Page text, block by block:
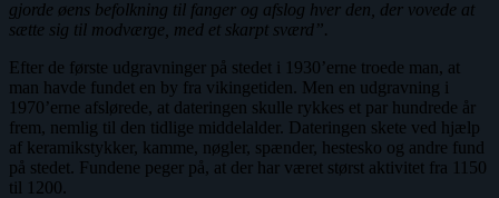
gjorde øens befolkning til fanger og afslog hver den, der vovede at
sætte sig til modværge, med et skarpt sværd”.
Efter de første udgravninger på stedet i 1930’erne troede man, at
man havde fundet en by fra vikingetiden. Men en udgravning i
1970’erne afslørede, at dateringen skulle rykkes et par hundrede år
frem, nemlig til den tidlige middelalder. Dateringen skete ved hjælp
af keramikstykker, kamme, nøgler, spænder, hestesko og andre fund
på stedet. Fundene peger på, at der har været størst aktivitet fra 1150
til 1200.